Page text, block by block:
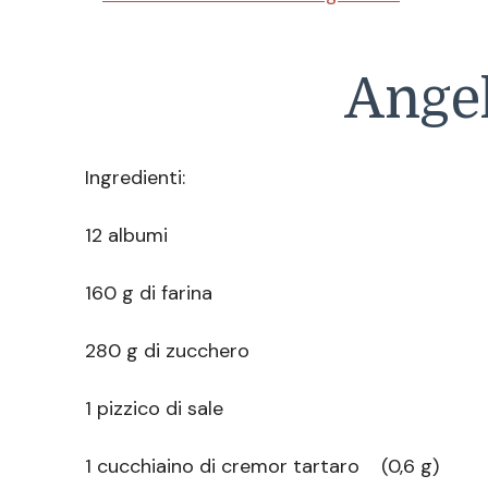
Ingredienti:
12 albumi
160 g di farina
280 g di zucchero
1 pizzico di sale
1 cucchiaino di cremor tartaro (0,6 g)